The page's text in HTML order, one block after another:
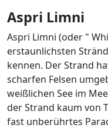
Aspri Limni
Aspri Limni (oder "
erstaunlichsten
kennen. Der Strand
scharfen Felsen
weißlichen See im
der Strand kaum von
fast unberührtes